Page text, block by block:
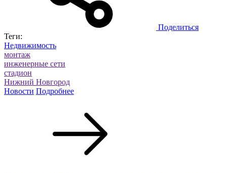
Поделиться
Теги:
Недвижимость
монтаж
инженерные сети
стадион
Нижний Новгород
Новости Подробнее